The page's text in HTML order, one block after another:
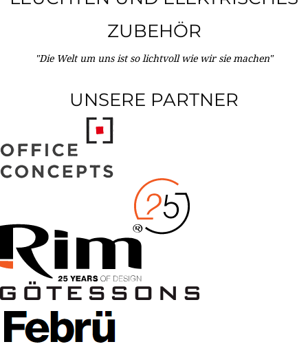
ZUBEHÖR
"Die Welt um uns ist so lichtvoll wie wir sie machen"
UNSERE PARTNER